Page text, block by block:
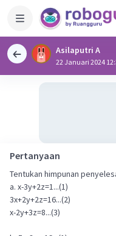
Asilaputri A
22 Januari 2024
Pertanyaan
Tentukan himpunan
a. x-3y+2z=1...(1)
3x+2y+2z=16...(2)
x-2y+3z=8...(3)